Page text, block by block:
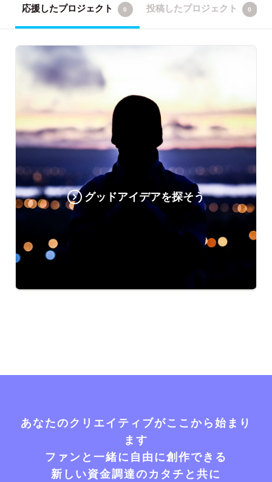
応援したプロジェクト 0 投稿したプロジェクト 0
グッドアイデアを探そう
あなたのクリエイティブがここから始まり
ます
ファンと一緒に自由に創作できる
新しい資金調達のカタチと共に